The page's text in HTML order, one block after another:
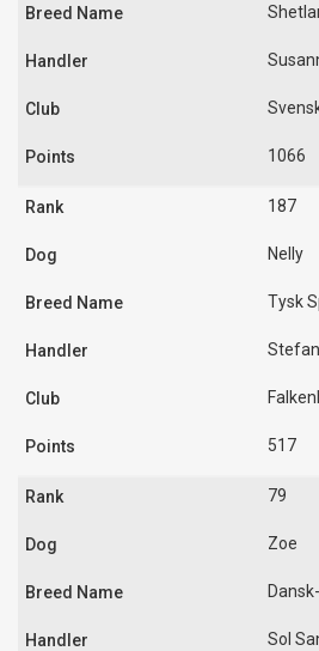
1066
187
Nelly
Tysk
517
79
Zoe
Sol